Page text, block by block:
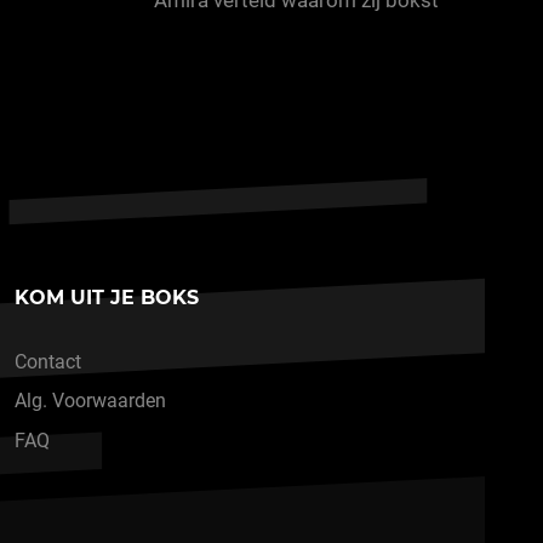
KOM UIT JE BOKS
Contact
Alg. Voorwaarden
FAQ